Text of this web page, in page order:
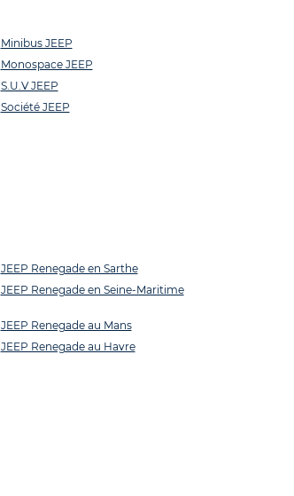
Minibus JEEP
Monospace JEEP
S.U.V JEEP
Société JEEP
JEEP Renegade en Sarthe
JEEP Renegade en Seine-Maritime
JEEP Renegade au Mans
JEEP Renegade au Havre